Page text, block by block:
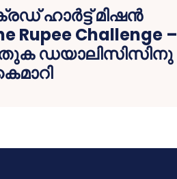
ഹാർട്ട് മിഷൻ
Rupee Challenge –
തുക ഡയാലിസിസിനു